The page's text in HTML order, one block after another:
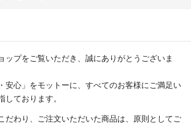
ップをご覧いただき、誠にありがとうございま
安心」をモットーに、すべてのお客様にご満足い
ております。
だわり、ご注文いただいた商品は、原則としてご